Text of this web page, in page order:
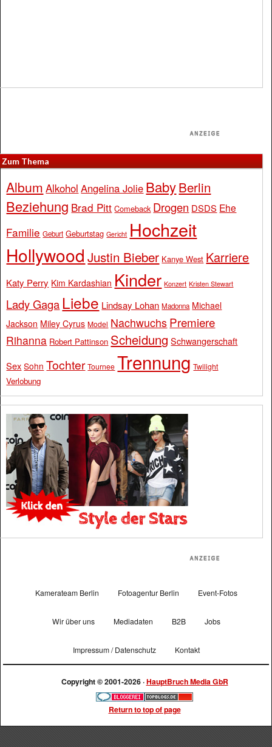
Zum Thema
Album Alkohol Angelina Jolie BabyBerlin
Beziehung Brad Pitt Comeback Drogen DSDS Ehe
Familie Geburt Geburtstag Gericht Hochzeit
Hollywood Justin Bieber Kanye West Karriere
Katy Perry Kim Kardashian Kinder Konzert Kristen Stewart
Lady Gaga Liebe Lindsay Lohan Madonna Michael
Jackson Miley Cyrus Model Nachwuchs Premiere
Rihanna Robert Pattinson Scheidung Schwangerschaft
Sex Sohn Tochter Tournee Trennung Twilight
Verlobung
Kamerateam Berlin Fotoagentur Berlin Event-Fotos
Wir über uns Mediadaten B2B Jobs
Impressum / Datenschutz Kontakt
Copyright © 2001-2026 ·HauptBruch Media GbR
Return to top of page